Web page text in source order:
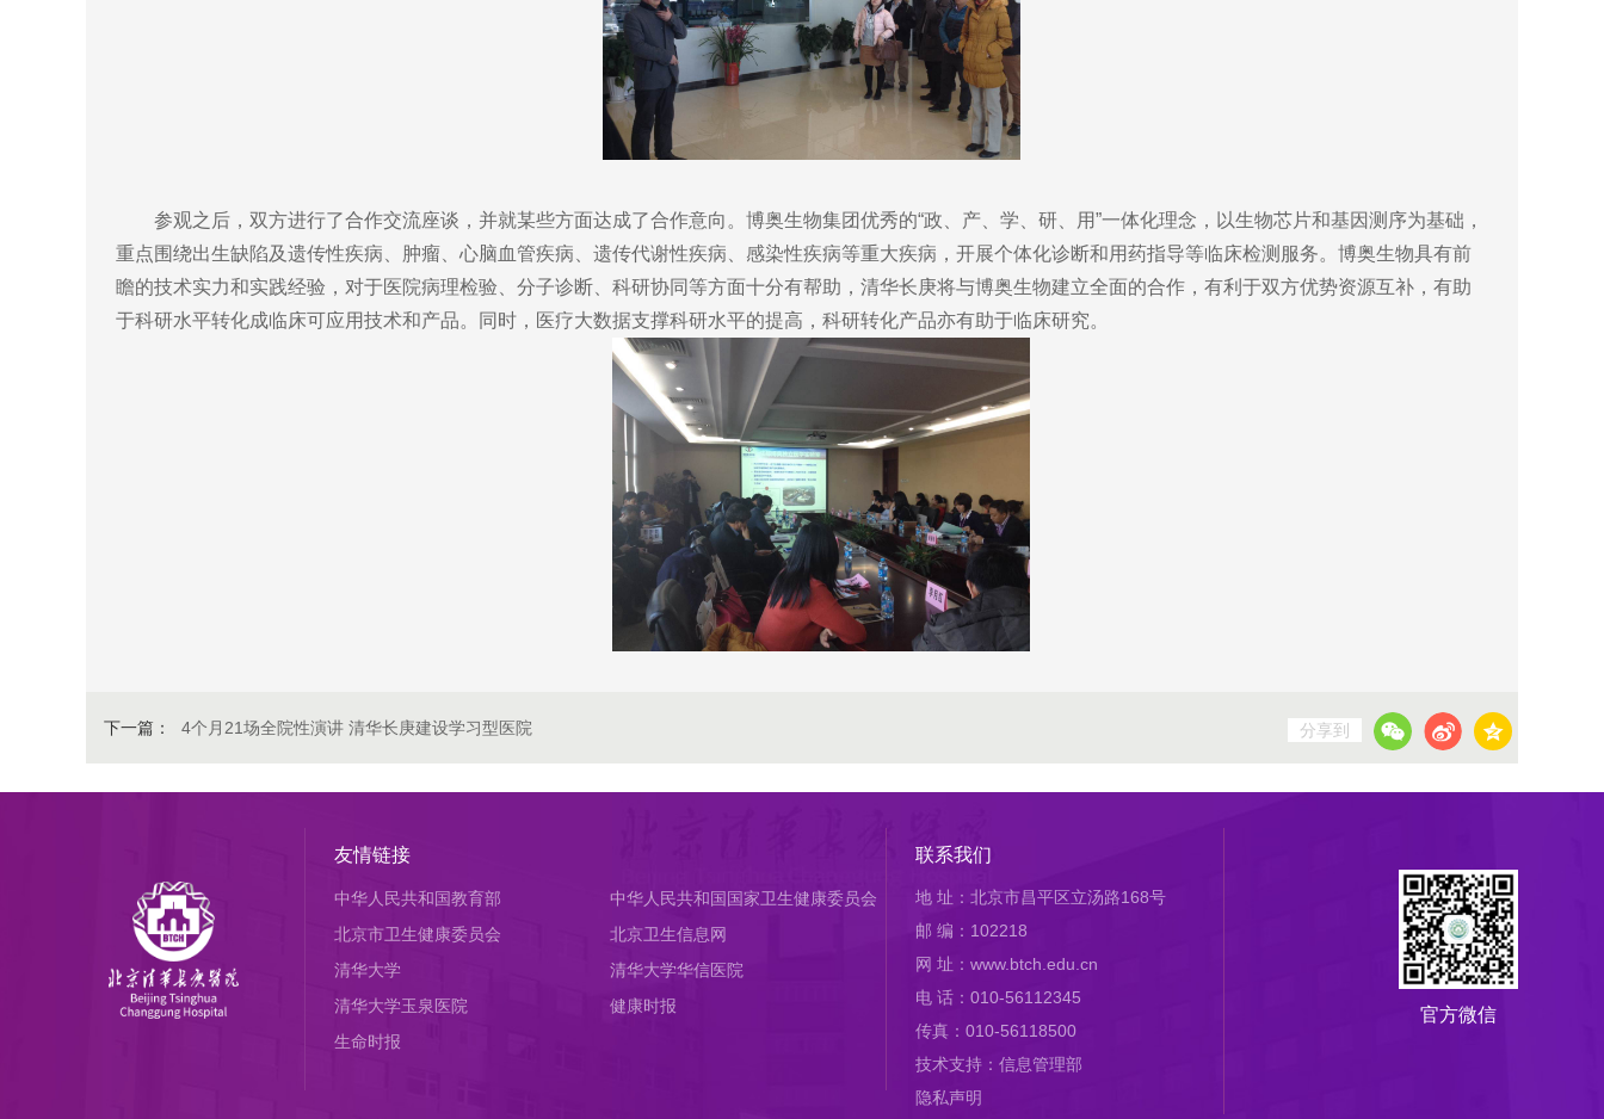
参观之后，双方进行了合作交流座谈，并就某些方面达成了合作意向。博奥生物集团优秀的“政、产、学、研、用”一体化理念，以生物芯片和基因测序为基础，
重点围绕出生缺陷及遗传性疾病、肿瘤、心脑血管疾病、遗传代谢性疾病、感染性疾病等重大疾病，开展个体化诊断和用药指导等临床检测服务。博奥生物具有前
瞻的技术实力和实践经验，对于医院病理检验、分子诊断、科研协同等方面十分有帮助，清华长庚将与博奥生物建立全面的合作，有利于双方优势资源互补，有助
于科研水平转化成临床可应用技术和产品。同时，医疗大数据支撑科研水平的提高，科研转化产品亦有助于临床研究。
下一篇： 4个月21场全院性演讲 清华长庚建设学习型医院 分享到
友情链接
中华人民共和国教育部
中华人民共和国国家卫生健康委员会
北京市卫生健康委员会
北京卫生信息网
清华大学
清华大学华信医院
清华大学玉泉医院
健康时报
生命时报
联系我们
地 址：北京市昌平区立汤路168号
邮 编：102218
网 址：www.btch.edu.cn
电 话：010-56112345
传真：010-56118500
技术支持：信息管理部
隐私声明
官方微信